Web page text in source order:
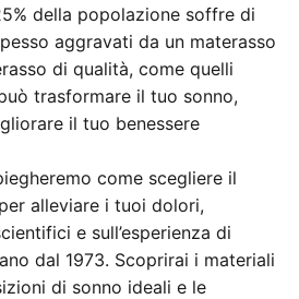
della popolazione soffre di
aggravati da un materasso
di qualità, come quelli
trasformare il tuo sonno,
il tuo benessere
come scegliere il
alleviare i tuoi dolori,
e sull’esperienza di
dal 1973. Scoprirai i materiali
di sonno ideali e le